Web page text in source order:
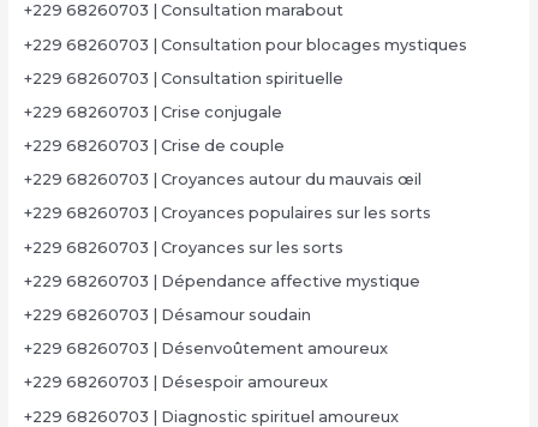
+229 68260703 | Consultation marabout
+229 68260703 | Consultation pour blocages mystiques
+229 68260703 | Consultation spirituelle
+229 68260703 | Crise conjugale
+229 68260703 | Crise de couple
+229 68260703 | Croyances autour du mauvais œil
+229 68260703 | Croyances populaires sur les sorts
+229 68260703 | Croyances sur les sorts
+229 68260703 | Dépendance affective mystique
+229 68260703 | Désamour soudain
+229 68260703 | Désenvoûtement amoureux
+229 68260703 | Désespoir amoureux
+229 68260703 | Diagnostic spirituel amoureux